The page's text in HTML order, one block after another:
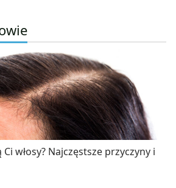
włosy? Najczęstsze przyczyny i